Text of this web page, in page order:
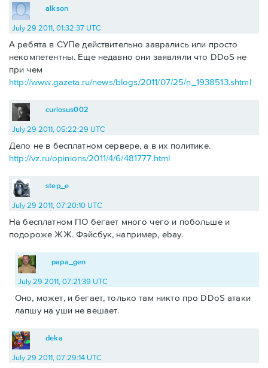
alkson
July 29 2011, 01:32:37 UTC
А ребята в СУПе действительно заврались или просто
некомпетентны. Еще недавно они заявляли что DDoS не
при чем
http://www.gazeta.ru/news/blogs/2011/07/25/n_1938513.shtml
curiosus002
July 29 2011, 05:22:29 UTC
Дело не в бесплатном сервере, а в их политике.
http://vz.ru/opinions/2011/4/6/481777.html
step_e
July 29 2011, 07:20:10 UTC
На бесплатном ПО бегает много чего и побольше и
подороже ЖЖ. Фэйсбук, например, ebay.
papa_gen
July 29 2011, 07:21:39 UTC
Оно, может, и бегает, только там никто про DDoS атаки
лапшу на уши не вешает.
deka
July 29 2011, 07:29:14 UTC